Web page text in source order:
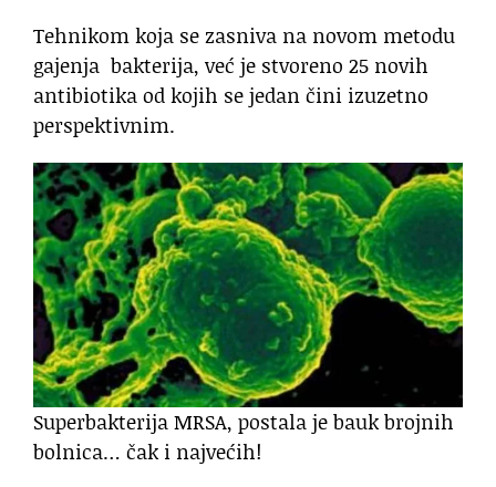
Tehnikom koja se zasniva na novom metodu
gajenja bakterija, već je stvoreno 25 novih
antibiotika od kojih se jedan čini izuzetno
perspektivnim.
Superbakterija MRSA, postala je bauk brojnih
bolnica… čak i najvećih!